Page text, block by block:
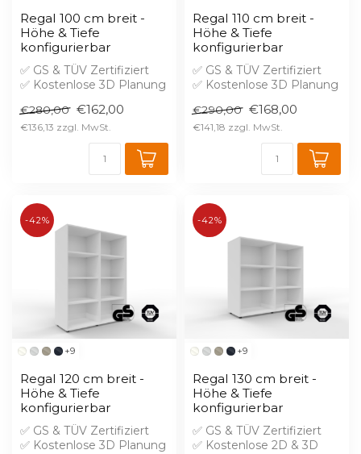
Regal 100 cm breit -
Höhe & Tiefe
konfigurierbar
✅ GS & TÜV Zertifiziert
✅ Kostenlose 3D Planung
Aufprei...
€280,00 €162,00
€136,13
Regal 110 cm breit -
Höhe & Tiefe
konfigurierbar
✅ GS & TÜV Zertifiziert
✅ Kostenlose 3D Planung
Aufprei...
€290,00 €168,00
€141,18
+9
-42%
Regal 120 cm breit -
Höhe & Tiefe
konfigurierbar
✅ GS & TÜV Zertifiziert
✅ Kostenlose 3D Planung
+9
-42%
Regal 130 cm breit -
Höhe & Tiefe
konfigurierbar
✅ GS & TÜV Zertifiziert
✅ Kostenlose 2D & 3D